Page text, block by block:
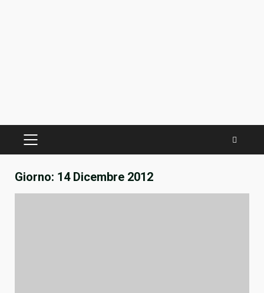
PRIMÄRES
Giorno: 14 Dicembre 2012